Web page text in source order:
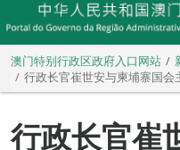
澳门特别行政区政府入口网站
行政长官崔世安与柬埔寨国
行政长官崔